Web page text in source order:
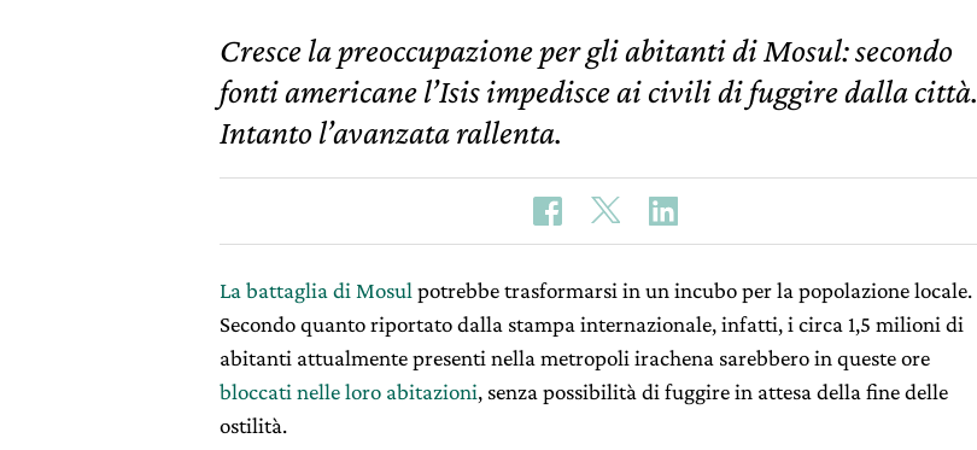
Cresce la preoccupazione per gli abitanti di Mosul: secondo
fonti americane l’Isis impedisce ai civili di fuggire dalla città.
Intanto l’avanzata rallenta.
La battaglia di Mosul potrebbe trasformarsi in un incubo per la popolazione locale.
Secondo quanto riportato dalla stampa internazionale, infatti, i circa 1,5 milioni di
abitanti attualmente presenti nella metropoli irachena sarebbero in queste ore
bloccati nelle loro abitazioni, senza possibilità di fuggire in attesa della fine delle
ostilità.